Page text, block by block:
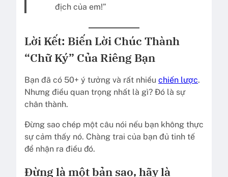
địch của em!”
Lời Kết: Biến Lời Chúc Thành
“Chữ Ký” Của Riêng Bạn
Bạn đã có 50+ ý tưởng và rất nhiều chiến lược.
Nhưng điều quan trọng nhất là gì? Đó là sự
chân thành.
Đừng sao chép một câu nói nếu bạn không thực
sự cảm thấy nó. Chàng trai của bạn đủ tinh tế
để nhận ra điều đó.
Đừng là một bản sao, hãy là